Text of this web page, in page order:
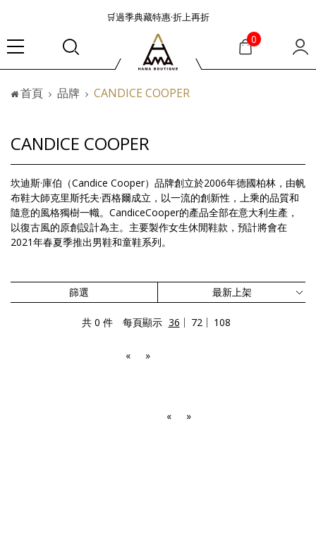
🛒過季典藏特惠·折上再折
👜大容量包款美學從不只是收納
『折扣』降臨，將時髦夏季全部收藏
🟤「萬元初」入手HEREU小眾靜奢品牌包款
🟤TODS的義大利經典美學超越了短暫流行
『折扣』降臨，將時髦夏季全部收藏
🟤「萬元初」入手HEREU小眾靜奢品牌包款
0
首頁 品牌 CANDICE COOPER
CANDICE COOPER
坎迪斯·庫伯（Candice Cooper）品牌創立於2006年德國柏林，由帆
布鞋大師克里斯托夫·西格爾成立，以一流的創新性，上乘的品質和
隨意的風格獨樹一幟。CandiceCooper的產品全部在意大利生產，
以復古風的原創設計為主。主要製作女生休閒鞋款，預計將會在
2021年春夏季推出男鞋和童鞋系列。
篩選
共 0 件 每頁顯示 36 72 108
« »
« »